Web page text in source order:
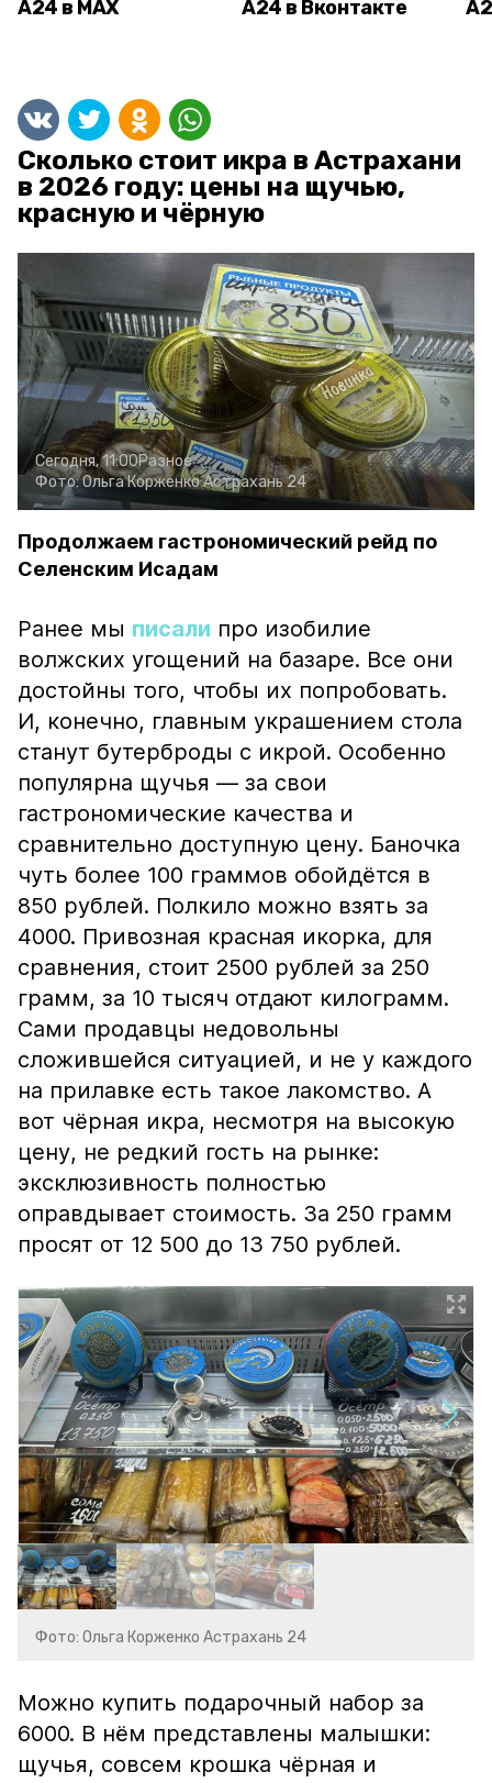
А24 в MAX А24 в Вконтакте
Сколько стоит икра в Астрахани
в 2026 году: цены на щучью,
красную и чёрную
Сегодня, 11:00Разное
Фото:Ольга КорженкоАстрахань 24
Продолжаем гастрономический рейд по
Селенским Исадам
Ранее мы писали про изобилие
волжских угощений на базаре. Все они
достойны того, чтобы их попробовать.
И, конечно, главным украшением стола
станут бутерброды с икрой. Особенно
популярна щучья — за свои
гастрономические качества и
сравнительно доступную цену. Баночка
чуть более 100 граммов обойдётся в
850 рублей. Полкило можно взять за
4000. Привозная красная икорка, для
сравнения, стоит 2500 рублей за 250
грамм, за 10 тысяч отдают килограмм.
Сами продавцы недовольны
сложившейся ситуацией, и не у каждого
на прилавке есть такое лакомство. А
вот чёрная икра, несмотря на высокую
цену, не редкий гость на рынке:
эксклюзивность полностью
оправдывает стоимость. За 250 грамм
просят от 12 500 до 13 750 рублей.
Фото: Ольга Корженко Астрахань 24
Можно купить подарочный набор за
6000. В нём представлены малышки:
щучья, совсем крошка чёрная и